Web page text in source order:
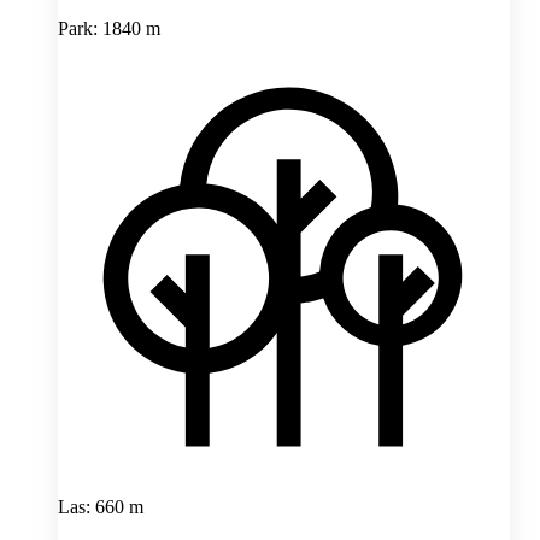
Park: 1840 m
Las: 660 m